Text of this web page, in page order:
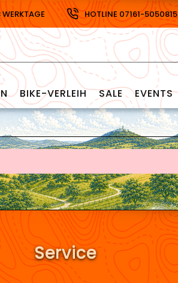
HOTLINE 07161-5050815
BIKE-VERLEIH SALE EVENTS
Service